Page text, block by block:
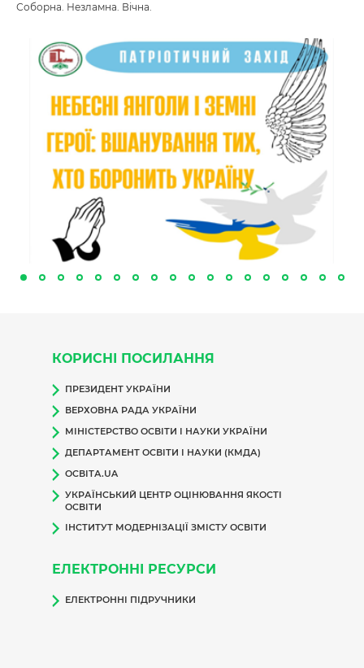
Соборна. Незламна. Вічна.
КОРИСНІ ПОСИЛАННЯ
ПРЕЗИДЕНТ УКРАЇНИ
ВЕРХОВНА РАДА УКРАЇНИ
МІНІСТЕРСТВО ОСВІТИ І НАУКИ УКРАЇНИ
ДЕПАРТАМЕНТ ОСВІТИ І НАУКИ (КМДА)
ОСВІТА.UA
УКРАЇНСЬКИЙ ЦЕНТР ОЦІНЮВАННЯ ЯКОСТІ
ОСВІТИ
ІНСТИТУТ МОДЕРНІЗАЦІЇ ЗМІСТУ ОСВІТИ
ЕЛЕКТРОННІ РЕСУРСИ
ЕЛЕКТРОННІ ПІДРУЧНИКИ